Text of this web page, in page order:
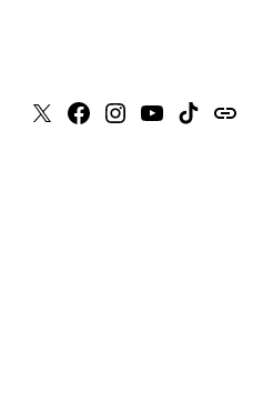
X Faceboook
Instagram
YoutubeTiktokissuu